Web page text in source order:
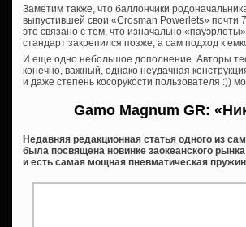
Заметим также, что баллончики
выпустившей свои «Crosman Powerlets»
это связано с тем, что изначально
стандарт закрепился позже, а сам подход к
И еще одно небольшое дополнение. Авторы
конечно, важный, однако неудачная
и даже степень косорукости пользователя :))
Gamo Magnum GR:
Недавняя редакционная статья одного из
была посвящена новинке заокеанского
и есть самая мощная пневматическая